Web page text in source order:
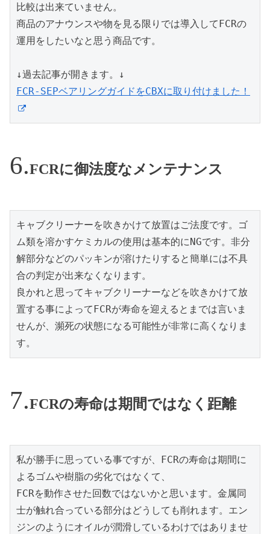
比較は出来ていません。
商品のアナウンスや物を見る限りでは導入してFCRの
運用をしたいなと思う商品です。
FCR-SEPベアリングガイドをCBXに取り付けました！
FCRに御法度なメンテナンス
キャブクリーナーを吹きかけて放置はご法度です。ゴ
ム類を溶かすケミカルの使用は基本的にNGです。非分
解部分などのパッキンが溶けたりすると簡単には不具
合の判定が出来なくなります。
良かれと思ってキャブクリーナーなどを吹きかけて放
置する事によってFCRが寿命を迎えるとまでは言いま
せんが、瀕死の状態になる可能性が非常に高くなりま
す。
FCRの寿命は期間ではなく距離
私が勝手に思っている事ですが、FCRの寿命は期間に
よるゴムや樹脂の劣化ではなくて、
FCRを動作させた回数ではないかと思います。金属同
士が触れ合っている部分はどうしても削れます。エン
ジンのようにオイルが潤滑しているわけではありませ